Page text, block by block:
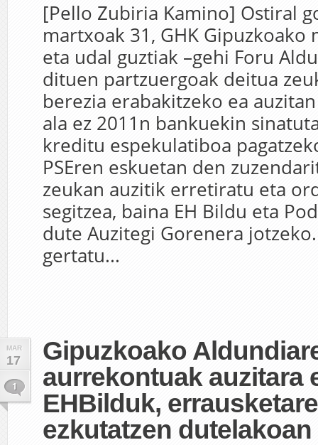
[Pello Zubiria Kamino] Ostiral
martxoak 31, GHK
eta udal guztiak –gehi Foru
dituen partzuergoak deitua
berezia erabakitzeko ea
ala ez 2011n bankuekin
kreditu espekulatiboa
PSEren eskuetan den
zeukan auzitik erretiratu eta
segitzea, baina EH Bildu eta
dute Auzitegi Gorenera
gertatu...
MAR
17
1
Gipuzkoako
aurrekontuak auzitara
EHBilduk,
ezkutatzen dutelakoan